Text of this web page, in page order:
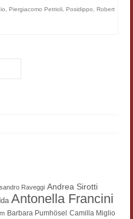
Piergiacomo Petrioli Posidippo
Robert
Raveggi Andrea Sirotti
Antonella Francini
Barbara Pumhösel Camilla Miglio